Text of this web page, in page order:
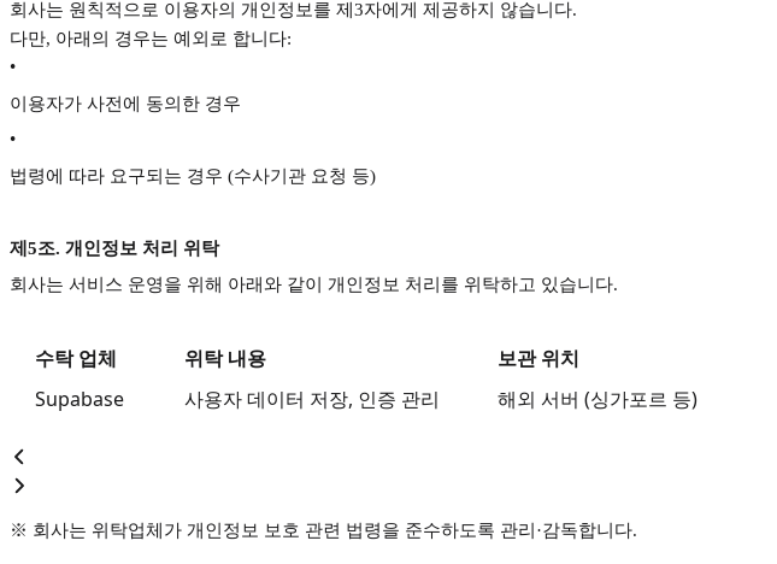
회사는 원칙적으로 이용자의 개인정보를 제3자에게 제공하지 않습니다.
다만, 아래의 경우는 예외로 합니다:
•
이용자가 사전에 동의한 경우
•
법령에 따라 요구되는 경우 (수사기관 요청 등)
제5조. 개인정보 처리 위탁
회사는 서비스 운영을 위해 아래와 같이 개인정보 처리를 위탁하고 있습니다.
수탁 업체 위탁 내용
보관 위치
Supabase
사용자 데이터 저장, 인증 관리 해외 서버 (싱가포르 등)
※ 회사는 위탁업체가 개인정보 보호 관련 법령을 준수하도록 관리·감독합니다.